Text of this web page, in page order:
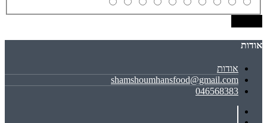
אודות
אודות
shamshoumhansfood@gmail.com
046568383